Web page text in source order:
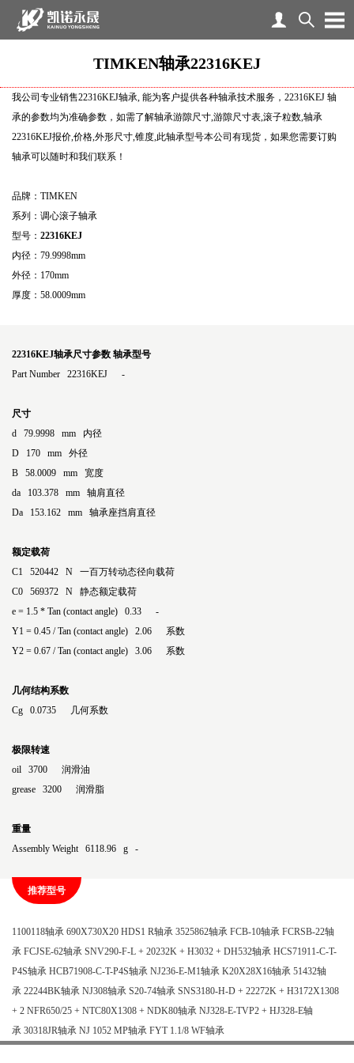
TIMKEN轴承22316KEJ
我公司专业销售22316KEJ轴承, 能为客户提供各种轴承技术服务，22316KEJ 轴
承的参数均为准确参数，如需了解轴承游隙尺寸,游隙尺寸表,滚子粒数,轴承
22316KEJ报价,价格,外形尺寸,锥度,此轴承型号本公司有现货，如果您需要订购
轴承可以随时和我们联系！
品牌：TIMKEN
系列：调心滚子轴承
型号： 22316KEJ
内径：79.9998mm
外径：170mm
厚度：58.0009mm
22316KEJ轴承尺寸参数 轴承型号
Part Number 22316KEJ -
尺寸
d 79.9998 mm 内径
D 170 mm 外径
B 58.0009 mm 宽度
da 103.378 mm 轴肩直径
Da 153.162 mm 轴承座挡肩直径
额定载荷
C1 520442 N 一百万转动态径向载荷
C0 569372 N 静态额定载荷
e = 1.5 * Tan (contact angle) 0.33 -
Y1 = 0.45 / Tan (contact angle) 2.06 系数
Y2 = 0.67 / Tan (contact angle) 3.06 系数
几何结构系数
Cg 0.0735 几何系数
极限转速
oil 3700 润滑油
grease 3200 润滑脂
重量
Assembly Weight 6118.96 g -
推荐型号
1100118轴承 690X730X20 HDS1 R轴承 3525862轴承 FCB-10轴承 FCRSB-22轴
承 FCJSE-62轴承 SNV290-F-L + 20232K + H3032 + DH532轴承 HCS71911-C-T-
P4S轴承 HCB71908-C-T-P4S轴承 NJ236-E-M1轴承 K20X28X16轴承 51432轴
承 22244BK轴承 NJ308轴承 S20-74轴承 SNS3180-H-D + 22272K + H3172X1308
+ 2 NFR650/25 + NTC80X1308 + NDK80轴承 NJ328-E-TVP2 + HJ328-E轴
承 30318JR轴承 NJ 1052 MP轴承 FYT 1.1/8 WF轴承